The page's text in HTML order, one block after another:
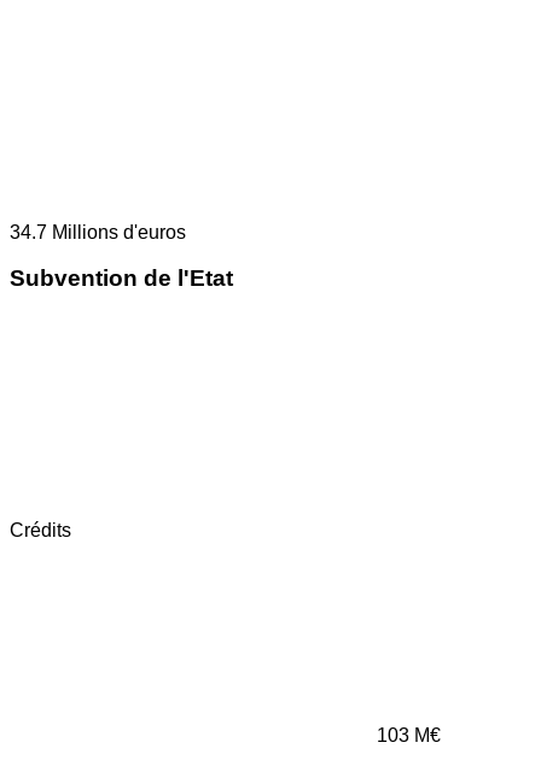
34.7 Millions d'euros
Subvention de l'Etat
Crédits
103 M€